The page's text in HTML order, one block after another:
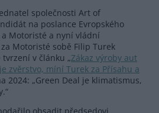
společnosti Art of
na poslance Evropského
Motoristé a nyní vládní
Motoristé sobě Filip Turek
v článku „Zákaz výroby aut
zvěrstvo, míní Turek za Přísahu a
2024: „Green Deal je klimatismus,